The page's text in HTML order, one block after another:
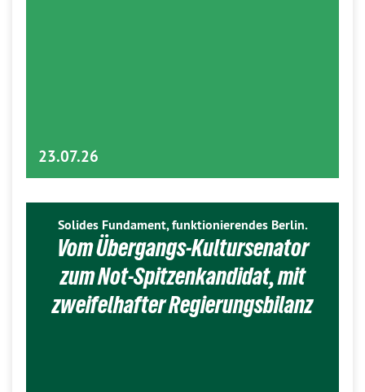
23.07.26
Solides Fundament, funktionierendes Berlin.
Vom Übergangs-Kultursenator
zum Not-Spitzenkandidat, mit
zweifelhafter Regierungsbilanz